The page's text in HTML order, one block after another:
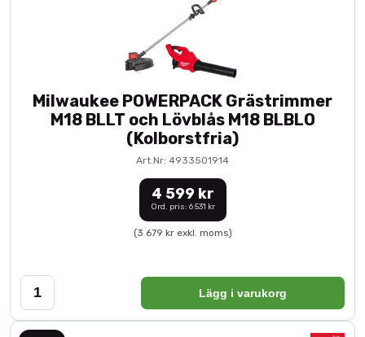
Milwaukee POWERPACK Grästrimmer
M18 BLLT och Lövblås M18 BLBLO
(Kolborstfria)
Art.Nr: 4933501914
4 599 kr
Ord. pris: 6 531 kr
(3 679 kr exkl. moms)
Lägg i varukorg